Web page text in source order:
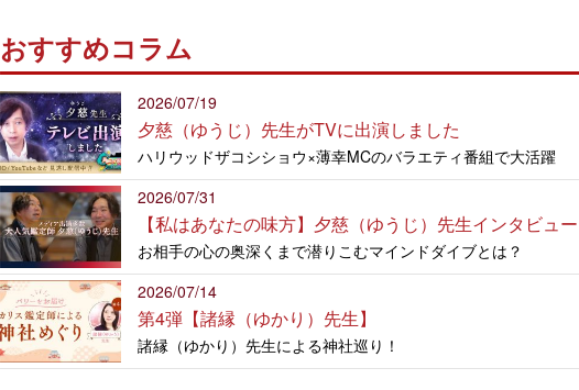
おすすめコラム
2026/07/19
夕慈（ゆうじ）先生がTVに出演しました
ハリウッドザコシショウ×薄幸MCのバラエティ番組で大活躍
2026/07/31
【私はあなたの味方】夕慈（ゆうじ）先生インタビュー
お相手の心の奥深くまで潜りこむマインドダイブとは？
2026/07/14
第4弾【諸縁（ゆかり）先生】
諸縁（ゆかり）先生による神社巡り！